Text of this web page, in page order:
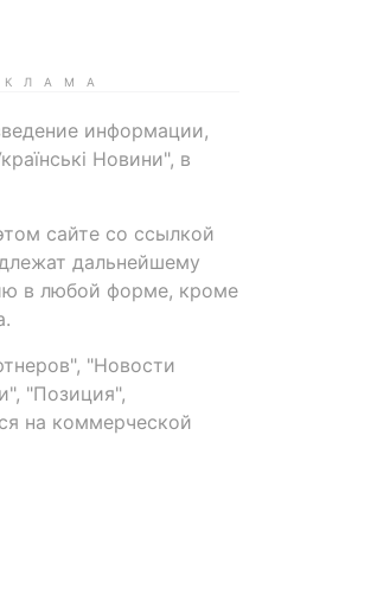
информации,
Новини", в
сайте со ссылкой
дальнейшему
в любой форме, кроме
"Новости
"Позиция",
на коммерческой